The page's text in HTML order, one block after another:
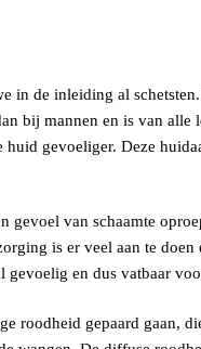
in de inleiding al
bij mannen en is van alle
gevoeliger. Deze
gevoel van schaamte
is er veel aan te
gevoelig en dus vatbaar
roodheid gepaard gaan,